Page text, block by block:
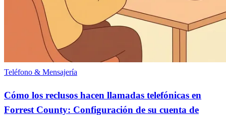
Teléfono & Mensajería
Cómo los reclusos hacen llamadas telefónicas en
Forrest County: Configuración de su cuenta de